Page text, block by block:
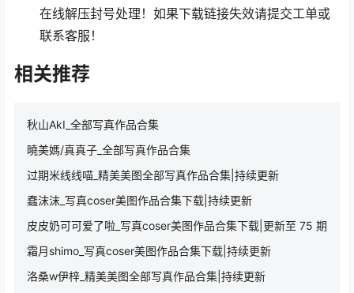
在线解压封号处理！如果下载链接失效请提交工单或
联系客服！
相关推荐
秋山AkI_全部写真作品合集
曉美媽/真真子_全部写真作品合集
过期米线线喵_精美美图全部写真作品合集|持续更新
蠢沫沫_写真coser美图作品合集下载|持续更新
皮皮奶可可爱了啦_写真coser美图作品合集下载|更新至 75 期
霜月shimo_写真coser美图作品合集下载|持续更新
洛桑w伊梓_精美美图全部写真作品合集|持续更新